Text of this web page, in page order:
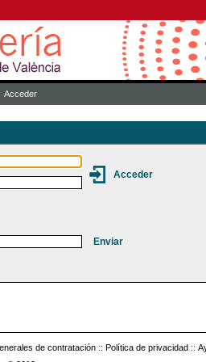
Acceder
de contratación :: Política de privacidad ::